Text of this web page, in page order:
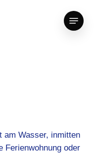
Menu
am Wasser, inmitten
Ferienwohnung oder
Close